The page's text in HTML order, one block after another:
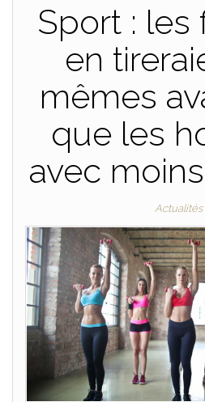
Sport : les
en
mêmes
que les
avec
Actualités